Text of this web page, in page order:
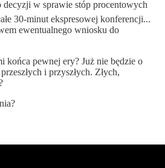
w sprawie stóp procentowych
30-minut ekspresowej konferencji...
ewentualnego wniosku do
końca pewnej ery? Już nie będzie o
i przyszłych. Złych,